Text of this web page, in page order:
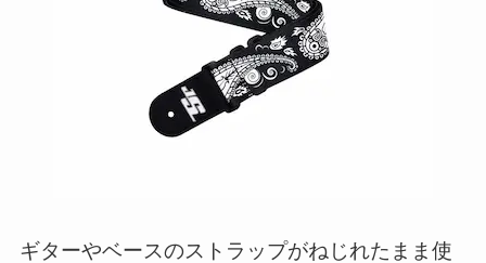
ギターやベースのストラップがねじれたまま使